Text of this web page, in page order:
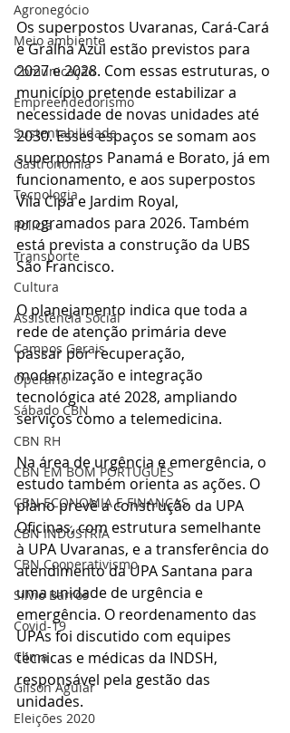
Agronegócio
Meio ambiente
Comunicação
Empreendedorismo
Sustentabilidade
Gastronomia
Tecnologia
Polícia
Transporte
Cultura
Assistência Social
Campos Gerais
Operário
Sábado CBN
CBN RH
CBN EM BOM PORTUGUÊS
CBN ECONOMIA E FINANÇAS
CBN INDÚSTRIA
CBN Cooperativismo
Silvio Barros
Covid-19
Clima
Gilson Aguiar
Eleições 2020
Os superpostos Uvaranas, Cará-Cará
e Gralha Azul estão previstos para
2027 e 2028. Com essas estruturas, o
município pretende estabilizar a
necessidade de novas unidades até
2030. Esses espaços se somam aos
superpostos Panamá e Borato, já em
funcionamento, e aos superpostos
Vila Cipa e Jardim Royal,
programados para 2026. Também
está prevista a construção da UBS
São Francisco.
O planejamento indica que toda a
rede de atenção primária deve
passar por recuperação,
modernização e integração
tecnológica até 2028, ampliando
serviços como a telemedicina.
Na área de urgência e emergência, o
estudo também orienta as ações. O
plano prevê a construção da UPA
Oficinas, com estrutura semelhante
à UPA Uvaranas, e a transferência do
atendimento da UPA Santana para
uma unidade de urgência e
emergência. O reordenamento das
UPAs foi discutido com equipes
técnicas e médicas da INDSH,
responsável pela gestão das
unidades.